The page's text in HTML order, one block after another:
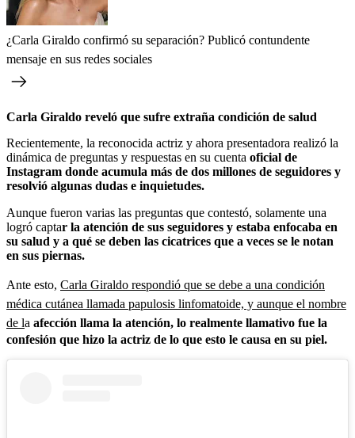
¿Carla Giraldo confirmó su separación? Publicó contundente
mensaje en sus redes sociales
Carla Giraldo reveló que sufre extraña condición de salud
Recientemente, la reconocida actriz y ahora presentadora realizó la
dinámica de preguntas y respuestas en su cuenta oficial de
Instagram donde acumula más de dos millones de seguidores y
resolvió algunas dudas e inquietudes.
Aunque fueron varias las preguntas que contestó, solamente una
logró captar la atención de sus seguidores y estaba enfocaba en
su salud y a qué se deben las cicatrices que a veces se le notan
en sus piernas.
Ante esto, Carla Giraldo respondió que se debe a una condición
médica cutánea llamada papulosis linfomatoide, y aunque el nombre
de la afección llama la atención, lo realmente llamativo fue la
confesión que hizo la actriz de lo que esto le causa en su piel.